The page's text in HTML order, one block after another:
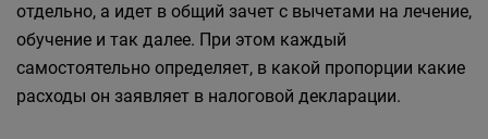
отдельно, а идет в общий зачет с вычетами на лечение,
обучение и так далее. При этом каждый
самостоятельно определяет, в какой пропорции какие
расходы он заявляет в налоговой декларации.